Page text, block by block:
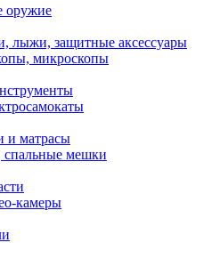
оружие
лыжи, защитные аксессуары
микроскопы
и матрасы
спальные мешки
камеры